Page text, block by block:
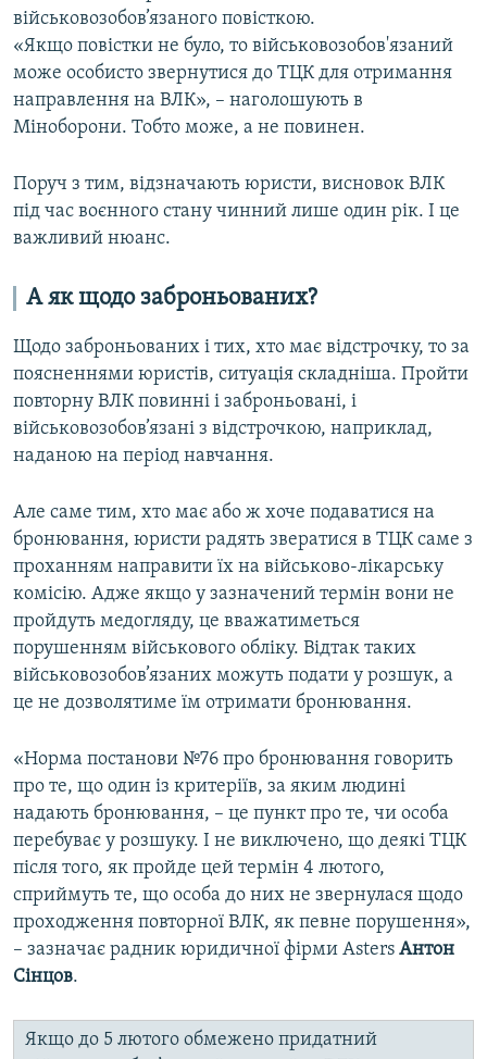
військовозобов’язаного повісткою.
«Якщо повістки не було, то військовозобов'язаний
може особисто звернутися до ТЦК для отримання
направлення на ВЛК», – наголошують в
Міноборони. Тобто може, а не повинен.
Поруч з тим, відзначають юристи, висновок ВЛК
під час воєнного стану чинний лише один рік. І це
важливий нюанс.
А як щодо заброньованих?
Щодо заброньованих і тих, хто має відстрочку, то за
поясненнями юристів, ситуація складніша. Пройти
повторну ВЛК повинні і заброньовані, і
військовозобов’язані з відстрочкою, наприклад,
наданою на період навчання.
Але саме тим, хто має або ж хоче подаватися на
бронювання, юристи радять звератися в ТЦК саме з
проханням направити їх на військово-лікарську
комісію. Адже якщо у зазначений термін вони не
пройдуть медогляду, це вважатиметься
порушенням військового обліку. Відтак таких
військовозобов’язаних можуть подати у розшук, а
це не дозволятиме їм отримати бронювання.
«Норма постанови №76 про бронювання говорить
про те, що один із критеріїв, за яким людині
надають бронювання, – це пункт про те, чи особа
перебуває у розшуку. І не виключено, що деякі ТЦК
після того, як пройде цей термін 4 лютого,
сприймуть те, що особа до них не звернулася щодо
проходження повторної ВЛК, як певне порушення»,
– зазначає радник юридичної фірми Asters Антон
Сінцов.
Якщо до 5 лютого обмежено придатний